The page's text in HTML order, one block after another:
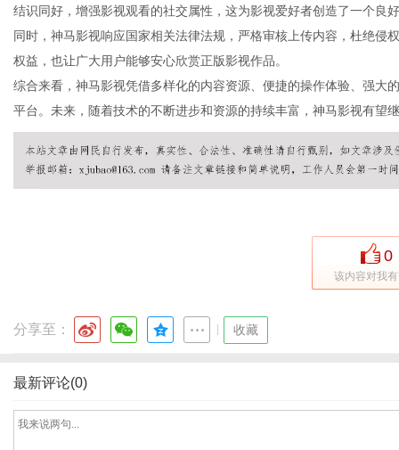
结识同好，增强影视观看的社交属性，这为影视爱好者创造了一个良
同时，神马影视响应国家相关法律法规，严格审核上传内容，杜绝侵
权益，也让广大用户能够安心欣赏正版影视作品。
综合来看，神马影视凭借多样化的内容资源、便捷的操作体验、强大
平台。未来，随着技术的不断进步和资源的持续丰富，神马影视有望
0
该内容对我
分享至： 收藏
最新评论(0)